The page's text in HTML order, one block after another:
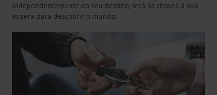
Independentemente do seu destino, terá as chaves à sua
espera para descobrir o mundo.